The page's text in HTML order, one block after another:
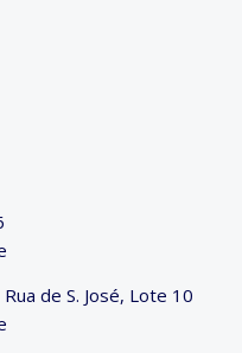
de S. José, Lote 10